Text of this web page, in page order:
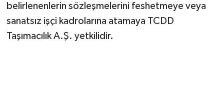
belirlenenlerin sözleşmelerini feshetmeye veya
sanatsız işçi kadrolarına atamaya TCDD
Taşımacılık A.Ş. yetkilidir.